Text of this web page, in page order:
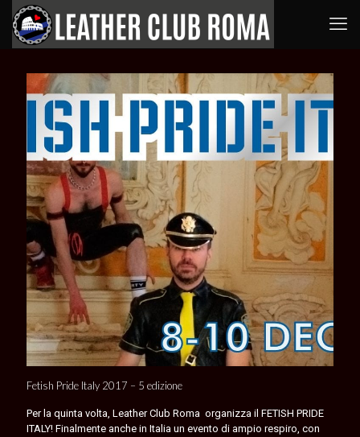
Fetish Pride Italy 2017 – 5 edizione
Per la quinta volta, Leather Club Roma organizza il FETISH PRIDE
ITALY! Finalmente anche in Italia un evento di ampio respiro, con